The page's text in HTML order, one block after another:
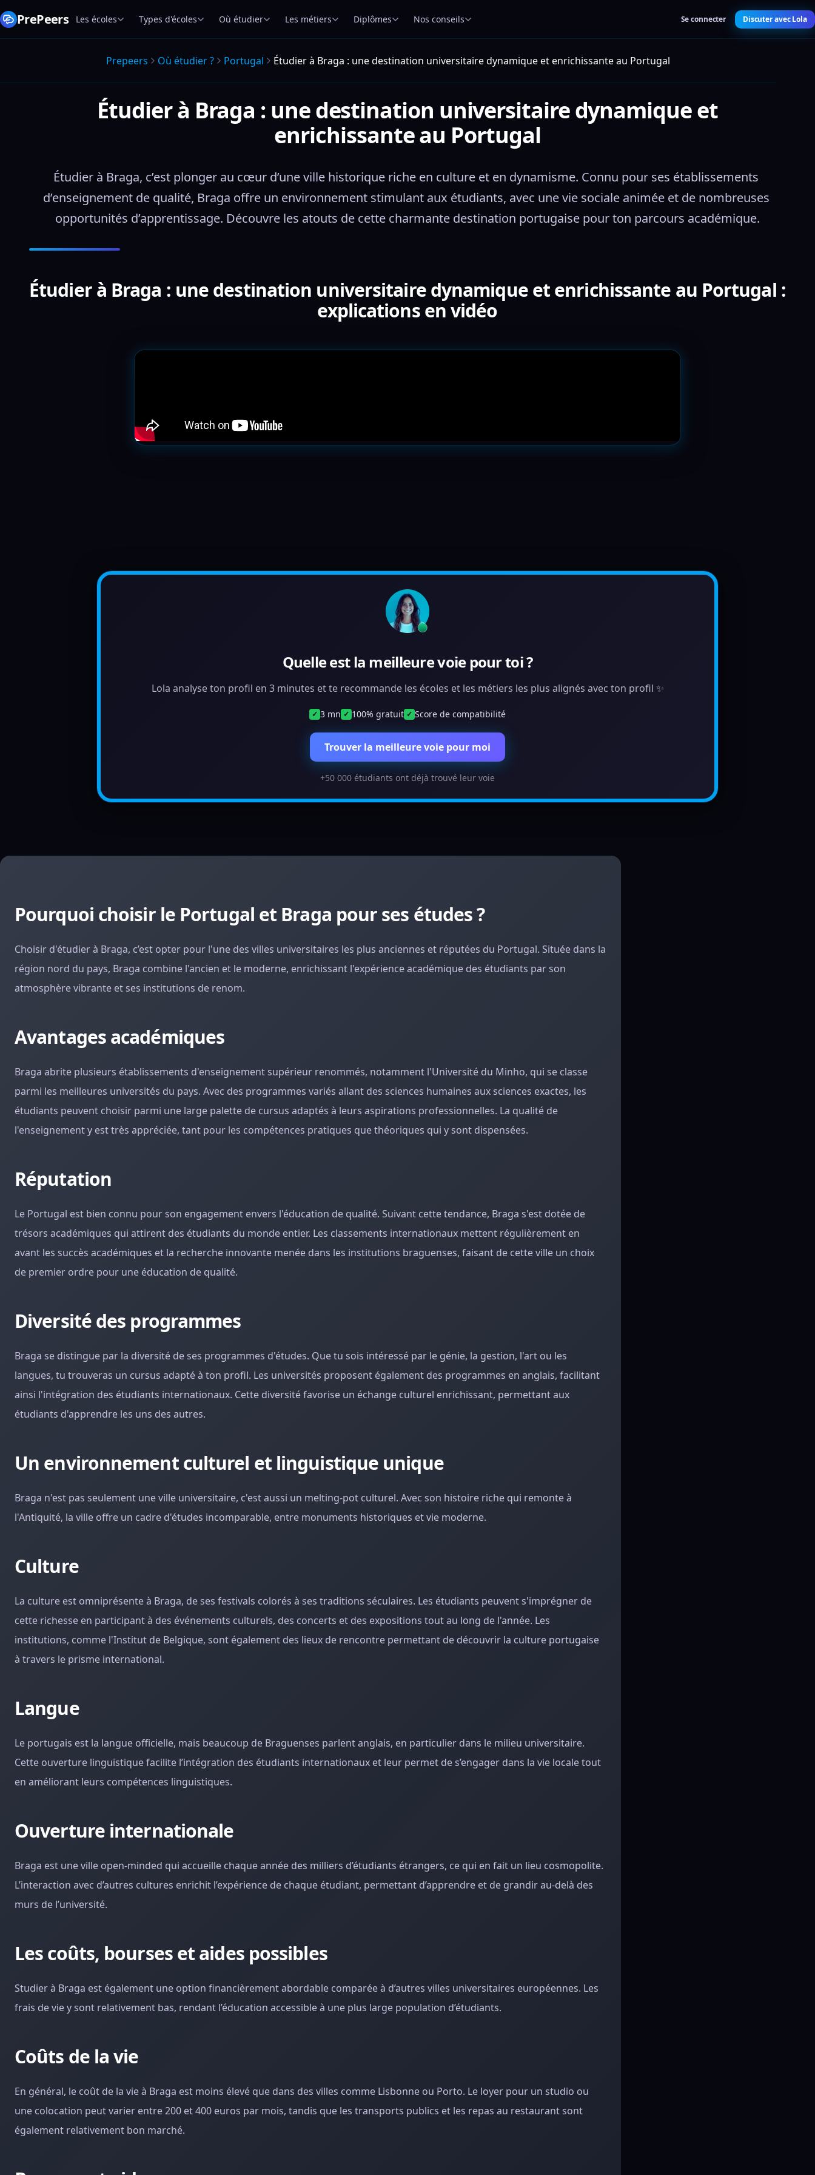
PrePeers Les écoles Types d'écoles Où étudier Les métiers Diplômes Nos conseils Se connecter Discuter avec Lola
Prepeers Où étudier ? Portugal Étudier à Braga : une destination universitaire dynamique et enrichissante au Portugal
Étudier à Braga : une destination universitaire dynamique et
enrichissante au Portugal
Étudier à Braga, c’est plonger au cœur d’une ville historique riche en culture et en dynamisme. Connu pour ses établissements
d’enseignement de qualité, Braga offre un environnement stimulant aux étudiants, avec une vie sociale animée et de nombreuses
opportunités d’apprentissage. Découvre les atouts de cette charmante destination portugaise pour ton parcours académique.
Étudier à Braga : une destination universitaire dynamique et enrichissante au Portugal :
explications en vidéo
Quelle est la meilleure voie pour toi ?
Lola analyse ton profil en 3 minutes et te recommande les écoles et les métiers les plus alignés avec ton profil ✨
✓ 3 mn ✓ 100% gratuit ✓ Score de compatibilité
Trouver la meilleure voie pour moi
+50 000 étudiants ont déjà trouvé leur voie
Pourquoi choisir le Portugal et Braga pour ses études ?
Choisir d'étudier à Braga, c’est opter pour l'une des villes universitaires les plus anciennes et réputées du Portugal. Située dans la
région nord du pays, Braga combine l'ancien et le moderne, enrichissant l'expérience académique des étudiants par son
atmosphère vibrante et ses institutions de renom.
Avantages académiques
Braga abrite plusieurs établissements d'enseignement supérieur renommés, notamment l'Université du Minho, qui se classe
parmi les meilleures universités du pays. Avec des programmes variés allant des sciences humaines aux sciences exactes, les
étudiants peuvent choisir parmi une large palette de cursus adaptés à leurs aspirations professionnelles. La qualité de
l'enseignement y est très appréciée, tant pour les compétences pratiques que théoriques qui y sont dispensées.
Réputation
Le Portugal est bien connu pour son engagement envers l'éducation de qualité. Suivant cette tendance, Braga s'est dotée de
trésors académiques qui attirent des étudiants du monde entier. Les classements internationaux mettent régulièrement en
avant les succès académiques et la recherche innovante menée dans les institutions braguenses, faisant de cette ville un choix
de premier ordre pour une éducation de qualité.
Diversité des programmes
Braga se distingue par la diversité de ses programmes d'études. Que tu sois intéressé par le génie, la gestion, l'art ou les
langues, tu trouveras un cursus adapté à ton profil. Les universités proposent également des programmes en anglais, facilitant
ainsi l'intégration des étudiants internationaux. Cette diversité favorise un échange culturel enrichissant, permettant aux
étudiants d'apprendre les uns des autres.
Un environnement culturel et linguistique unique
Braga n'est pas seulement une ville universitaire, c'est aussi un melting-pot culturel. Avec son histoire riche qui remonte à
l'Antiquité, la ville offre un cadre d'études incomparable, entre monuments historiques et vie moderne.
Culture
La culture est omniprésente à Braga, de ses festivals colorés à ses traditions séculaires. Les étudiants peuvent s'imprégner de
cette richesse en participant à des événements culturels, des concerts et des expositions tout au long de l'année. Les
institutions, comme l'Institut de Belgique, sont également des lieux de rencontre permettant de découvrir la culture portugaise
à travers le prisme international.
Langue
Le portugais est la langue officielle, mais beaucoup de Braguenses parlent anglais, en particulier dans le milieu universitaire.
Cette ouverture linguistique facilite l’intégration des étudiants internationaux et leur permet de s’engager dans la vie locale tout
en améliorant leurs compétences linguistiques.
Ouverture internationale
Braga est une ville open-minded qui accueille chaque année des milliers d’étudiants étrangers, ce qui en fait un lieu cosmopolite.
L’interaction avec d’autres cultures enrichit l’expérience de chaque étudiant, permettant d’apprendre et de grandir au-delà des
murs de l’université.
Les coûts, bourses et aides possibles
Studier à Braga est également une option financièrement abordable comparée à d’autres villes universitaires européennes. Les
frais de vie y sont relativement bas, rendant l’éducation accessible à une plus large population d’étudiants.
Coûts de la vie
En général, le coût de la vie à Braga est moins élevé que dans des villes comme Lisbonne ou Porto. Le loyer pour un studio ou
une colocation peut varier entre 200 et 400 euros par mois, tandis que les transports publics et les repas au restaurant sont
également relativement bon marché.